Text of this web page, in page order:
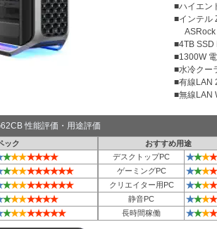
■ハイエン
■インテル
ASRock
■4TB SSD
■1300W
■水冷クー
■有線LAN
■無線LAN
性能評価・用途評価
ック おすすめ用途
★★★★★★★ デスクトップPC ★★★★
★★★★★★★★★ ゲーミングPC ★★★★
★★★★★★★★★ クリエイター用PC ★★★★
★★★★★★★ 静音PC ★★★★
★★★★★★★★ 長時間稼働 ★★★★